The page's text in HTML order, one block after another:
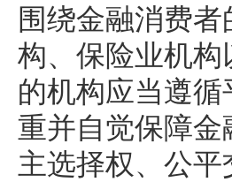
围绕金融消费
构、保险业机
的机构应当遵
重并自觉保障
主选择权、公